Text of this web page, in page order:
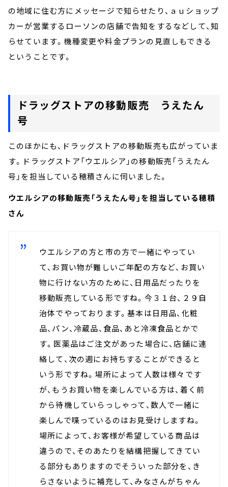
の地域に住む方にメッセージで知らせたり、ａｕショップ
カーが営業するローソンの店舗で告知をするなどして、知
らせています。機種変更や料金プランの見直しもできる
ということです。
ドラッグストアの移動販売 うえたん
号
このほかにも、ドラッグストアの移動販売も広がっていま
す。ドラッグストア「ウエルシア」の移動販売「うえたん
号」を担当している穂積さんに伺いました。
ウエルシアの移動販売「うえたん号」を担当している穂積
さん
ウエルシアの方と市の方で一緒にやってい
て、お買い物が難しいご年配の方など、お買い
物に行けない方のために、日用品だったりを
移動販売している形ですね。今３１台、２９自
治体でやっております。基本は日用品、化粧
品、パン、冷蔵品、食品、あと冷凍食品とかで
す。医薬品はご注文があった場合に、店舗に連
絡して、次の週にお持ちすることができると
いう形ですね。場所によって人数は様々です
が、もうお買い物を楽しんでいる方は、着く前
から待機していらっしゃって、数人で一緒に
楽しんで喋っているのはお見受けしますね。
場所によって、お客様が希望している商品は
違うので、そのあたりを結構把握してきてい
る部分もありますのでそういった部分を、き
らさないように補充して、みなさんがちゃん